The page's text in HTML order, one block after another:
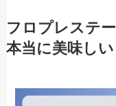
フロプレステ
本当に美味し